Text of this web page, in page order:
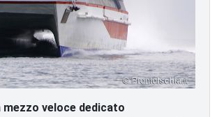
mezzo veloce dedicato